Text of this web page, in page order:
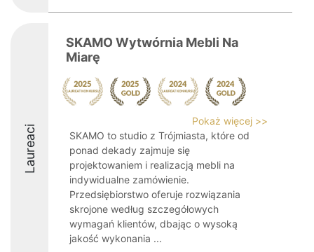
Laureaci
SKAMO Wytwórnia Mebli Na
Miarę
Pokaż więcej >>
SKAMO to studio z Trójmiasta, które od
ponad dekady zajmuje się
projektowaniem i realizacją mebli na
indywidualne zamówienie.
Przedsiębiorstwo oferuje rozwiązania
skrojone według szczegółowych
wymagań klientów, dbając o wysoką
jakość wykonania ...